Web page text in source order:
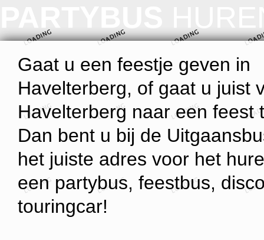
Gaat u een feestje geven in
Havelterberg, of gaat u juist
Havelterberg naar een feest
Dan bent u bij de
het juiste adres voor het
een partybus, feestbus,
touringcar!